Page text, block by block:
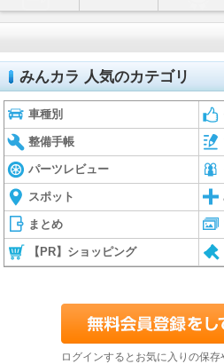
みんカラ 人気のカテゴリ
車種別
整備手帳
パーツレビュー
スポット
まとめ
【PR】ショッピング
ログインするとお気に入りの保